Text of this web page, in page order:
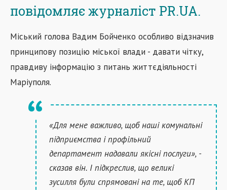
повідомляє журналіст PR.UA.
Міський голова Вадим Бойченко особливо відзначив
принципову позицію міської влади - давати чітку,
правдиву інформацію з питань життєдіяльності
Маріуполя.
«Для мене важливо, щоб наші комунальні
підприємства і профільний
департамент надавали якісні послуги», -
сказав він. І підкреслив, що великі
зусилля були спрямовані на те, щоб КП